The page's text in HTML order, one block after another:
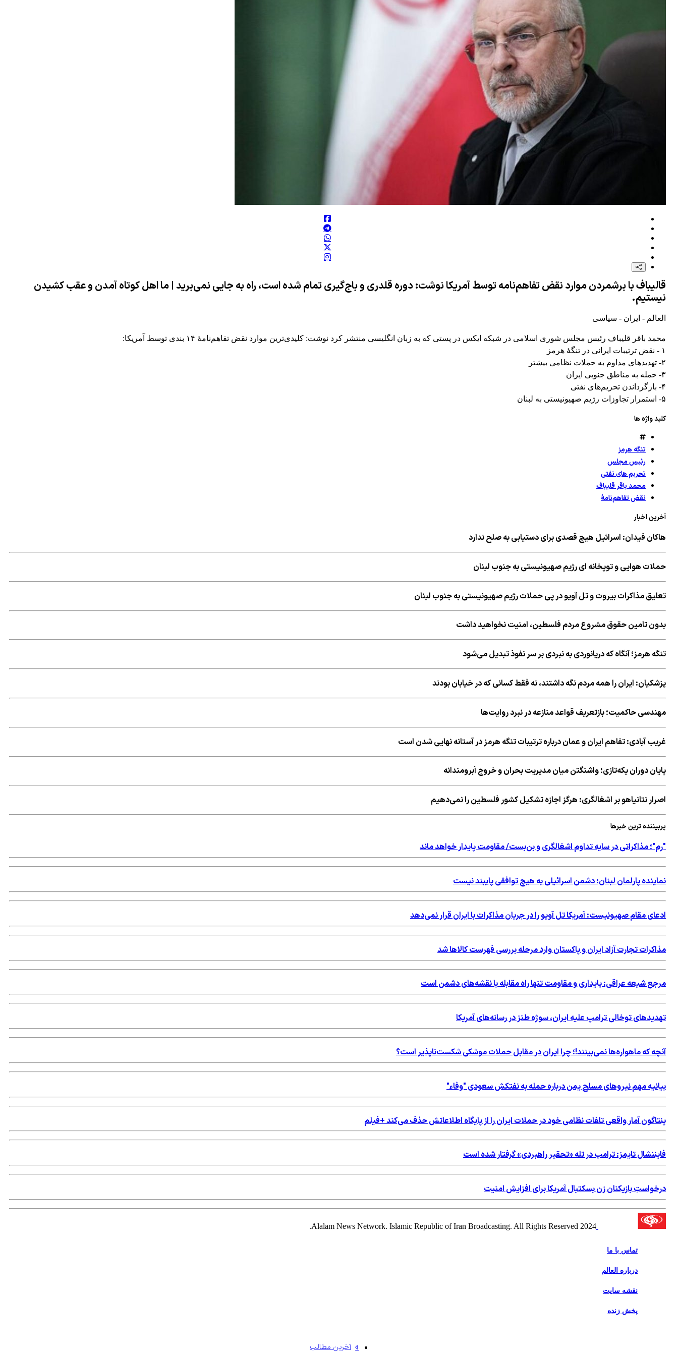
پزشکیان: از هر تصمیم رهبران فلسطینی در روند مذاکرات حمایت می‌کنیم
کشته و زخمی‌ شدن نظامیان صهیونیست در مجدل زون
ادعای آمریکا درباره لغو بخشی از تحریم‌های مرتبط با ایران
قالیباف با برشمردن موارد نقض تفاهم‌نامه توسط آمریکا نوشت: دوره قلدری و باج‌گیری تمام شده است، راه به جایی نمی‌برید | ما اهل کوتاه آمدن و عقب کشیدن
نیستیم.
العالم - ایران - سیاسی
محمد باقر قلیباف رئیس مجلس شوری اسلامی در شبکه ایکس در پستی که به زبان انگلیسی منتشر کرد نوشت: کلیدی‌ترین موارد نقض تفاهم‌نامهٔ ۱۴ بندی توسط آمریکا:
۱ - نقض ترتیبات ایرانی در تنگهٔ هرمز
۲- تهدیدهای مداوم به حملات نظامی بیشتر
۳- حمله به مناطق جنوبی ایران
۴- بازگرداندن تحریم‌های نفتی
۵- استمرار تجاوزات رژیم صهیونیستی به لبنان
کلید واژه ها
تنگه هرمز
رئیس مجلس
تحریم های نفتی
محمد باقر قلیباف
نقض تفاهم‌نامهٔ
آخرین اخبار
هاکان فیدان: اسرائیل هیچ قصدی برای دستیابی به صلح ندارد
حملات هوایی و توپخانه ای رژیم صهیونیستی به جنوب لبنان
تعلیق مذاکرات بیروت و تل آویو در پی حملات رژیم صهیونیستی به جنوب لبنان
بدون تامین حقوق مشروع مردم فلسطین، امنیت نخواهید داشت
تنگه هرمز؛ آنگاه که دریانوردی به نبردی بر سر نفوذ تبدیل می‌شود
پزشکیان: ایران را همه مردم نگه داشتند، نه فقط کسانی که در خیابان بودند
مهندسی حاکمیت؛ بازتعریف قواعد منازعه در نبرد روایت‌ها
غریب آبادی: تفاهم ایران و عمان درباره ترتیبات تنگه هرمز در آستانه نهایی شدن است
پایان دوران یکه‌تازی؛ واشنگتن میان مدیریت بحران و خروج آبرومندانه
اصرار نتانیاهو بر اشغالگری: هرگز اجازه تشکیل کشور فلسطین را نمی‌دهیم
پربیننده ترین خبرها
"رم"؛ مذاکراتی در سایه تداوم اشغالگری و بن‌بست/ مقاومت پایدار خواهد ماند
نماینده پارلمان لبنان: دشمن اسرائیلی به هیچ توافقی پایبند نیست
ادعای مقام صهیونیست: آمریکا تل آویو را در جریان مذاکرات با ایران قرار نمی‌دهد
مذاکرات تجارت آزاد ایران و پاکستان وارد مرحله بررسی فهرست کالاها شد
مرجع شیعه عراقی: پایداری و مقاومت تنها راه مقابله با نقشه‌های دشمن است
تهدیدهای توخالی ترامپ علیه ایران، سوژه طنز در رسانه‌های آمریکا
آنچه که ماهواره‌ها نمی‌بینند!؛ چرا ایران در مقابل حملات موشکی شکست‌ناپذیر است؟
بیانیه مهم نیروهای مسلح یمن درباره حمله به نفتکش سعودی "وفاء"
پنتاگون آمار واقعی تلفات نظامی خود در حملات ایران را از پایگاه اطلاعاتش حذف می‌کند +فیلم
فایننشال تایمز: ترامپ در تله «تحقیر راهبردی» گرفتار شده است
درخواستِ بازیکنان زن بسکتبال آمریکا برای افزایش امنیت
2024 Alalam News Network. Islamic Republic of Iran Broadcasting. All Rights Reserved.
تماس با ما
درباره العالم
نقشه سایت
پخش زنده
آخرین مطالب